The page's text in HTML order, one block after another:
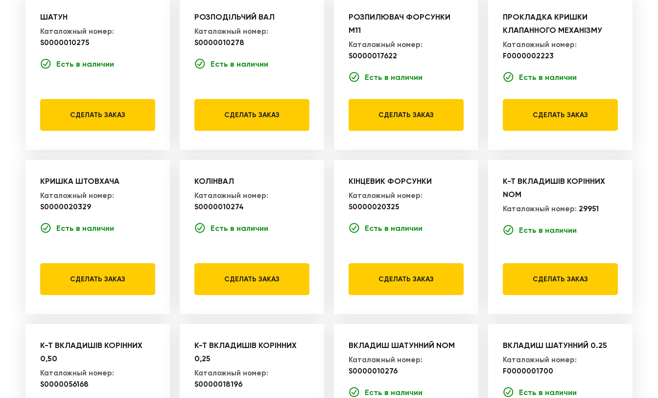
ШАТУН
Каталожный номер:
S0000010275
Есть в наличии
СДЕЛАТЬ ЗАКАЗ
РОЗПОДІЛЬЧИЙ ВАЛ
Каталожный номер:
S0000010278
Есть в наличии
СДЕЛАТЬ ЗАКАЗ
РОЗПИЛЮВАЧ ФОРСУНКИ
М11
Каталожный номер:
S0000017622
Есть в наличии
СДЕЛАТЬ ЗАКАЗ
ПРОКЛАДКА КРИШКИ
КЛАПАННОГО МЕХАНІЗМУ
Каталожный номер:
F0000002223
Есть в наличии
СДЕЛАТЬ ЗАКАЗ
КРИШКА ШТОВХАЧА
Каталожный номер:
S0000020329
Есть в наличии
СДЕЛАТЬ ЗАКАЗ
КОЛІНВАЛ
Каталожный номер:
S0000010274
Есть в наличии
СДЕЛАТЬ ЗАКАЗ
КІНЦЕВИК ФОРСУНКИ
Каталожный номер:
S0000020325
Есть в наличии
СДЕЛАТЬ ЗАКАЗ
К-Т ВКЛАДИШІВ КОРІННИХ
NOM
Каталожный номер: 29951
Есть в наличии
СДЕЛАТЬ ЗАКАЗ
К-Т ВКЛАДИШІВ КОРІННИХ
0,50
Каталожный номер:
S0000056168
К-Т ВКЛАДИШІВ КОРІННИХ
0,25
Каталожный номер:
S0000018196
ВКЛАДИШ ШАТУННИЙ NOM
Каталожный номер:
S0000010276
Есть в наличии
ВКЛАДИШ ШАТУННИЙ 0.25
Каталожный номер:
F0000001700
Есть в наличии